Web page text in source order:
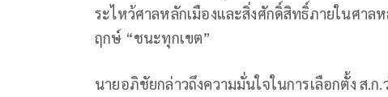
ระไหว้ศาลหลักเมืองและสิ่งศักดิ์สิทธิ์ภายในศาล
ฤกษ์ “ชนะทุกเขต”
นายอภิชัยกล่าวถึงความมั่นใจในการเลือกตั้ง ส.